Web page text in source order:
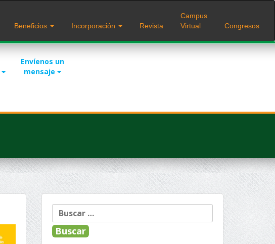
Beneficios Incorporación Revista
Campus
Virtual
Congresos
Envíenos un
mensaje
Buscar: